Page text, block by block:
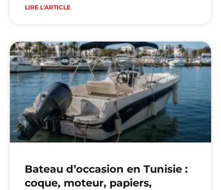
LIRE L'ARTICLE
Bateau d’occasion en Tunisie :
coque, moteur, papiers,